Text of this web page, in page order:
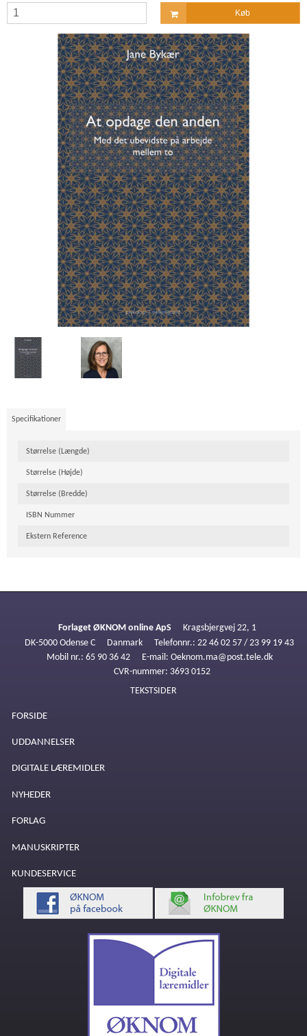
Køb
Specifikationer
Størrelse (Længde)
Størrelse (Højde)
Størrelse (Bredde)
ISBN Nummer
Ekstern Reference
Forlaget ØKNOM online ApS
Kragsbjergvej 22, 1
DK-5000 Odense C
Danmark Telefonnr.: 22 46 02 57 / 23 99 19 43
Mobil nr.: 65 90 36 42 E-mail : Oeknom.ma@post.tele.dk
CVR-nummer: 3693 0152
TEKSTSIDER
FORSIDE
UDDANNELSER
DIGITALE LÆREMIDLER
NYHEDER
FORLAG
MANUSKRIPTER
KUNDESERVICE